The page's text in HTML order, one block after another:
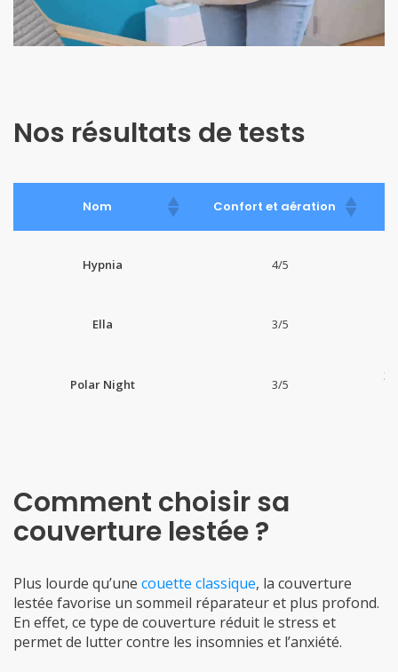
Nos résultats de tests
Nom Confort et aération
Hypnia 4/5
Ella 3/5
Polar Night 3/5
3
Comment choisir sa
couverture lestée ?
Plus lourde qu’une couette classique, la couverture
lestée favorise un sommeil réparateur et plus profond.
En effet, ce type de couverture réduit le stress et
permet de lutter contre les insomnies et l’anxiété.